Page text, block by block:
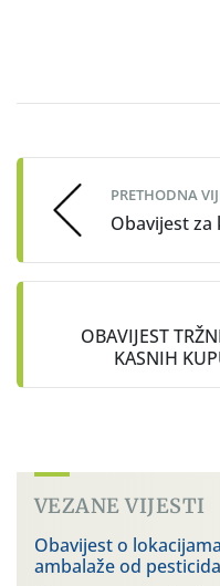
navigation
PRETHODNA
Obavijest za
OBAVIJEST
KASNIH
VEZANE VIJESTI
Obavijest o
ambalaže od